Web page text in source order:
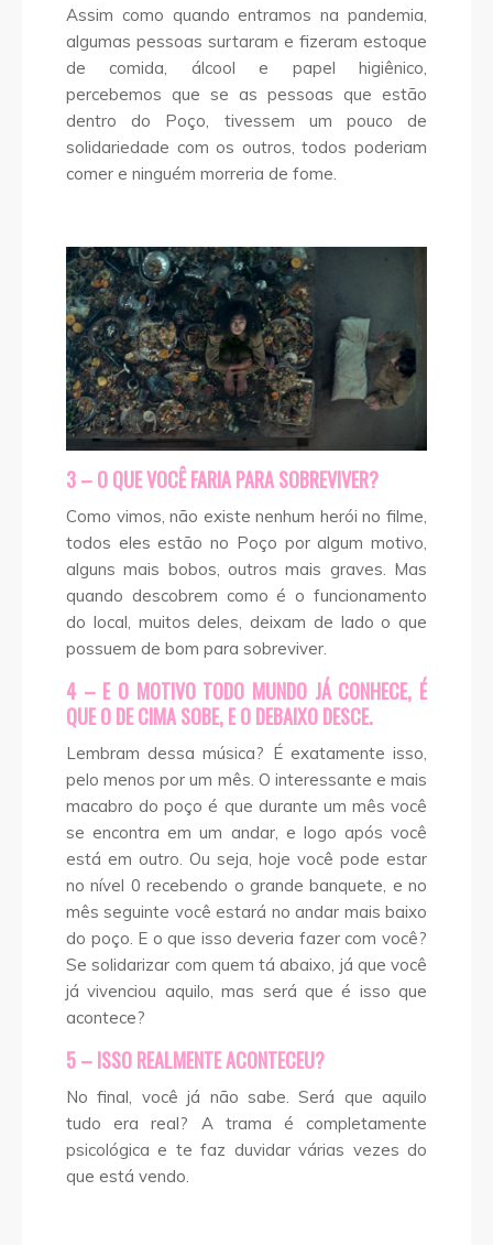
Assim como quando entramos na pandemia,
algumas pessoas surtaram e fizeram estoque
de comida, álcool e papel higiênico,
percebemos que se as pessoas que estão
dentro do Poço, tivessem um pouco de
solidariedade com os outros, todos poderiam
comer e ninguém morreria de fome.
3 – O QUE VOCÊ FARIA PARA SOBREVIVER?
Como vimos, não existe nenhum herói no filme,
todos eles estão no Poço por algum motivo,
alguns mais bobos, outros mais graves. Mas
quando descobrem como é o funcionamento
do local, muitos deles, deixam de lado o que
possuem de bom para sobreviver.
4 – E O MOTIVO TODO MUNDO JÁ CONHECE, É
QUE O DE CIMA SOBE, E O DEBAIXO DESCE.
Lembram dessa música? É exatamente isso,
pelo menos por um mês. O interessante e mais
macabro do poço é que durante um mês você
se encontra em um andar, e logo após você
está em outro. Ou seja, hoje você pode estar
no nível 0 recebendo o grande banquete, e no
mês seguinte você estará no andar mais baixo
do poço. E o que isso deveria fazer com você?
Se solidarizar com quem tá abaixo, já que você
já vivenciou aquilo, mas será que é isso que
acontece?
5 – ISSO REALMENTE ACONTECEU?
No final, você já não sabe. Será que aquilo
tudo era real? A trama é completamente
psicológica e te faz duvidar várias vezes do
que está vendo.